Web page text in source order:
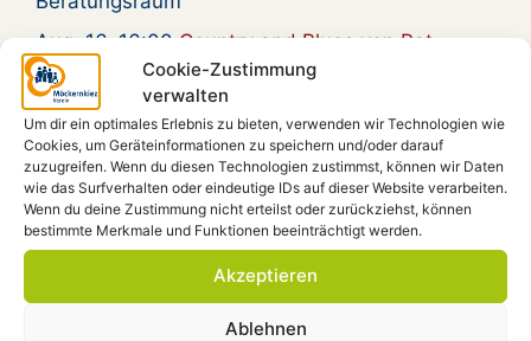
Cookie-Zustimmung
verwalten
Um dir ein optimales Erlebnis zu bieten, verwenden wir Technologien wie
Cookies, um Geräteinformationen zu speichern und/oder darauf
zuzugreifen. Wenn du diesen Technologien zustimmst, können wir Daten
wie das Surfverhalten oder eindeutige IDs auf dieser Website verarbeiten.
Wenn du deine Zustimmung nicht erteilst oder zurückziehst, können
bestimmte Merkmale und Funktionen beeinträchtigt werden.
Akzeptieren
Ablehnen
Aug. 16, 16:00Country and Blues von Pat
Carter und Enrico FranceseOrt: Kiezplatz
Aug. 20, 15:00
Gymmick singt Rio Reiser, an
seinem GrabOrt:
Aug. 20, 18:30Zum 30. Todestag von Rio
Reiser – Gymmick auf dem KiezplatzOrt:
Kiezplatz
Radioeins Parkfest im
GleisdreieckparkOrt: